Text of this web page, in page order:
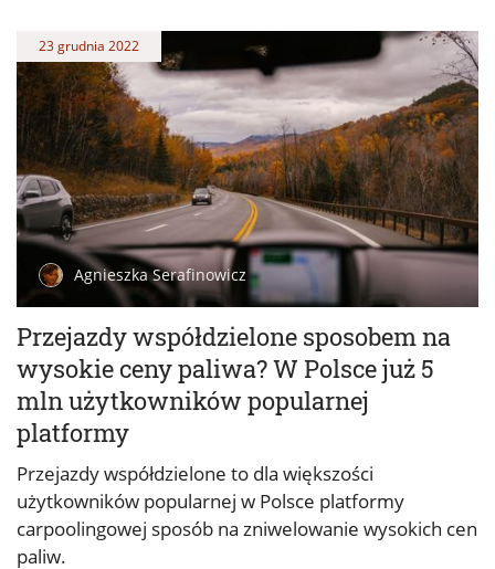
Przejazdy współdzielone sposobem na
wysokie ceny paliwa? W Polsce już 5
mln użytkowników popularnej
platformy
23 grudnia 2022
Agnieszka Serafinowicz
Przejazdy współdzielone to dla większości
użytkowników popularnej w Polsce platformy
carpoolingowej sposób na zniwelowanie wysokich cen
paliw.